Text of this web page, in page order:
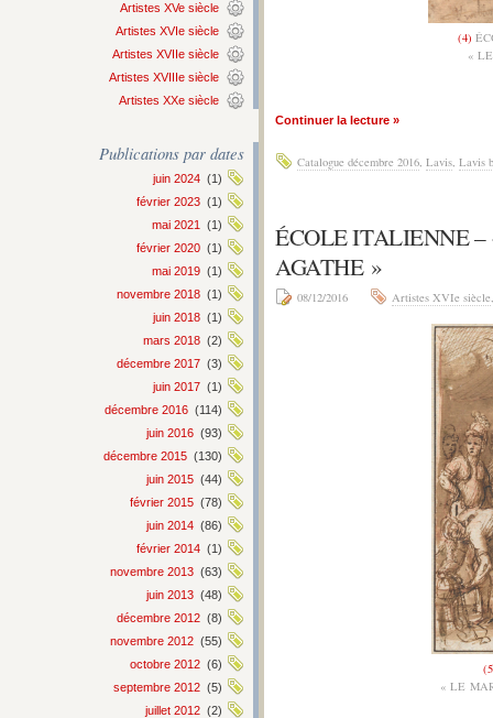
Artistes XVe siècle
Artistes XVIe siècle
Artistes XVIIe siècle
Artistes XVIIIe siècle
Artistes XXe siècle
Publications par dates
juin 2024 (1)
février 2023 (1)
mai 2021
(1)
février 2020 (1)
mai 2019 (1)
novembre 2018 (1)
juin 2018 (1)
mars 2018 (2)
décembre 2017 (3)
juin 2017 (1)
décembre 2016 (114)
juin 2016 (93)
décembre 2015 (130)
juin 2015 (44)
février 2015 (78)
juin 2014 (86)
février 2014 (1)
novembre 2013 (63)
juin 2013 (48)
décembre 2012 (8)
novembre 2012 (55)
octobre 2012 (6)
septembre 2012 (5)
juillet 2012 (2)
(4)
«
Continuer la lecture »
Catalogue décembre 2016, Lavis, Lavis
ÉCOLE ITALIENNE
AGATHE »
08/12/2016 Artistes XVIe siècle
« LE